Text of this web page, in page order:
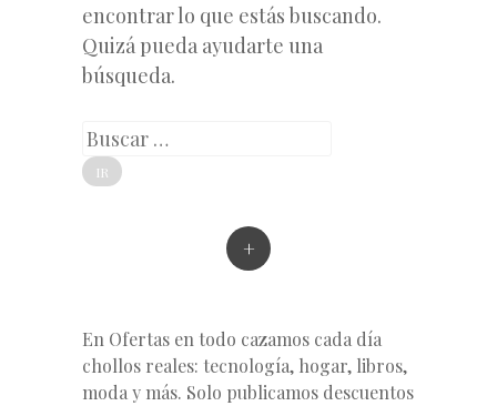
encontrar lo que estás buscando.
Quizá pueda ayudarte una
búsqueda.
Buscar
+
En Ofertas en todo cazamos cada día
chollos reales: tecnología, hogar, libros,
moda y más. Solo publicamos descuentos